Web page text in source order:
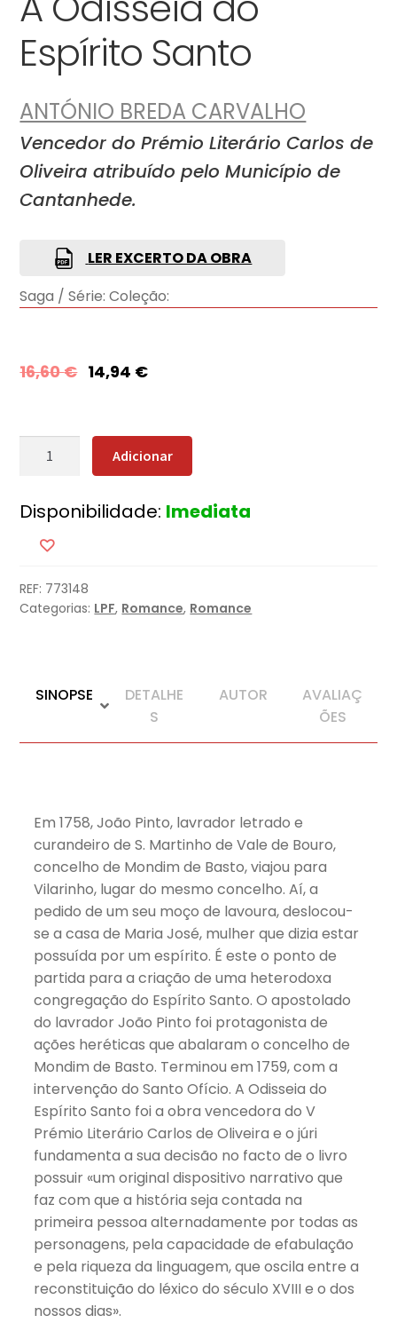
Espírito Santo
ANTÓNIO BREDA CARVALHO
Vencedor do Prémio Literário Carlos de
Oliveira atribuído pelo Município de
Cantanhede.
LER EXCERTO DA OBRA
Saga / Série: Coleção:
16,60€ 14,94 €
Quantidade
Odisseia
Espírito
Santo
Adicionar
Disponibilidade: Imediata
REF: 773148
Categorias: LPF, Romance, Romance
SINOPSE
DETALHE
S
AUTOR
AVALIAÇ
ÕES
Em 1758, João Pinto, lavrador letrado e
curandeiro de S. Martinho de Vale de Bouro,
concelho de Mondim de Basto, viajou para
Vilarinho, lugar do mesmo concelho. Aí, a
pedido de um seu moço de lavoura, deslocou-
se a casa de Maria José, mulher que dizia estar
possuída por um espírito. É este o ponto de
partida para a criação de uma heterodoxa
congregação do Espírito Santo. O apostolado
do lavrador João Pinto foi protagonista de
ações heréticas que abalaram o concelho de
Mondim de Basto. Terminou em 1759, com a
intervenção do Santo Ofício. A Odisseia do
Espírito Santo foi a obra vencedora do V
Prémio Literário Carlos de Oliveira e o júri
fundamenta a sua decisão no facto de o livro
possuir «um original dispositivo narrativo que
faz com que a história seja contada na
primeira pessoa alternadamente por todas as
personagens, pela capacidade de efabulação
e pela riqueza da linguagem, que oscila entre a
reconstituição do léxico do século XVIII e o dos
nossos dias».